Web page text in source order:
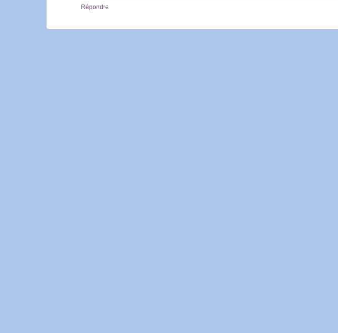
Répondre